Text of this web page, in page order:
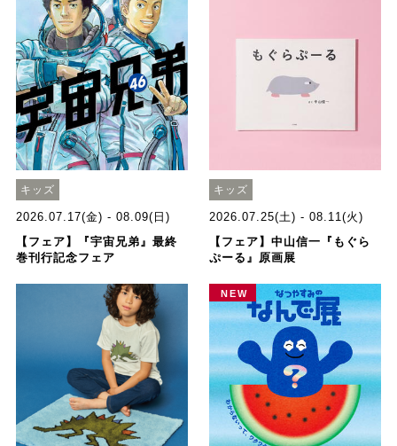
キッズ
2026.07.17(金) - 08.09(日)
【フェア】『宇宙兄弟』最終
巻刊行記念フェア
キッズ
2026.07.25(土) - 08.11(火)
【フェア】中山信一『もぐら
ぷーる』原画展
NEW